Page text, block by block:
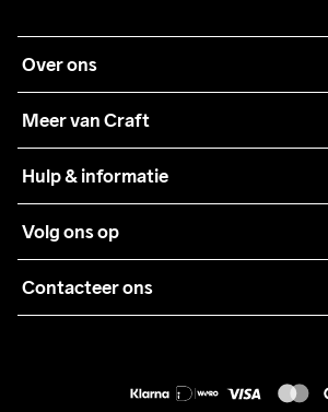
Over ons
Meer van Craft
Teamwear
Samenwerkingen
Pers
Hulp & informatie
Algemene voorwaarden
Retour
Volg ons op
Contacteer ons